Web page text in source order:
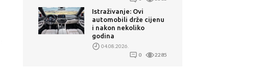
Istraživanje: Ovi
automobili drže cijenu
i nakon nekoliko
godina
04.08.2026.
0
2285